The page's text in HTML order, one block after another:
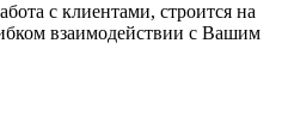
с клиентами, строится на
взаимодействии с Вашим